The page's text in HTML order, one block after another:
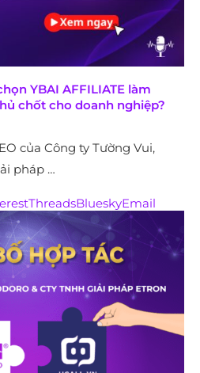
YBAI AFFILIATE làm
chốt cho doanh nghiệp?
của Công ty Tường Vui,
pháp …
ThreadsBlueskyEmail